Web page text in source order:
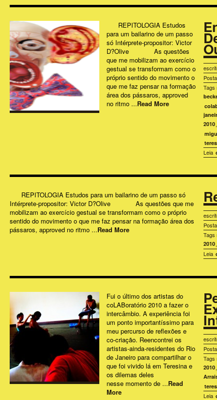
REPITOLOGIA Estudos
para um bailarino de um passo
só Intérprete-propositor: Victor
D?Olive As questões
que me mobilizam ao exercício
gestual se transformam como o
próprio sentido do movimento o
que me faz pensar na formação
área dos pássaros, approved
no ritmo ...Read More
Tags
2010
Leia
REPITOLOGIA Estudos para um bailarino de um passo só
Intérprete-propositor: Victor D?Olive As questões que me
mobilizam ao exercício gestual se transformam como o próprio
sentido do movimento o que me faz pensar na formação área dos
pássaros, approved no ritmo ...Read More
Tags
2010
Leia
Fui o último dos artistas do
coLABoratório 2010 a fazer o
intercâmbio. A experiência foi
um ponto importantíssimo para
meu percurso de reflexões e
co-criação. Reencontrei os
artistas-ainda-residentes do Rio
de Janeiro para compartilhar o
que foi vivido lá em Teresina e
os dilemas deles
nesse momento de ...Read
More
Tags
2010
Leia